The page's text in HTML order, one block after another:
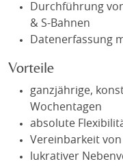
Durchführung
& S-Bahnen
Datenerfassung
Vorteile
ganzjährige,
Wochentagen
absolute
Vereinbarkeit
lukrativer